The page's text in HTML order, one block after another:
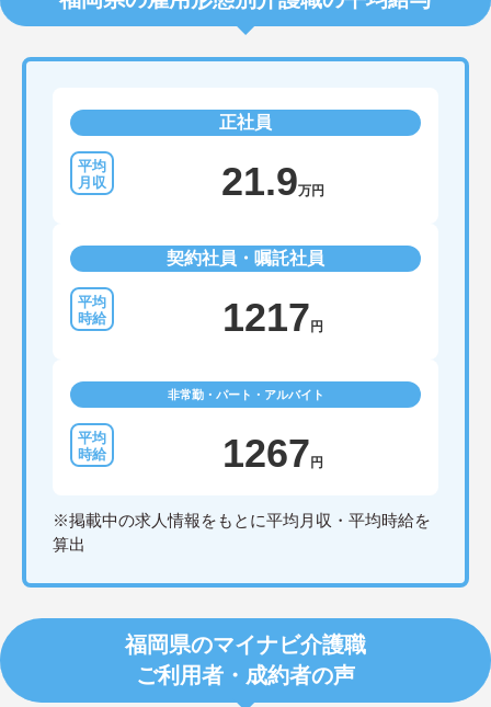
正社員
21.9万円
契約社員・嘱託社員
1217 円
非常勤・パート・アルバイト
1267 円
※掲載中の求人情報をもとに平均月収・平均時給を
算出
福岡県のマイナビ介護職
ご利用者・成約者の声